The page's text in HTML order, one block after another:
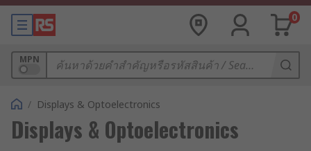
0
MPN
/ Displays & Optoelectronics
Displays & Optoelectronics